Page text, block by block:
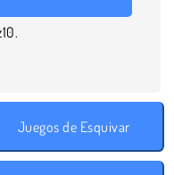
Juegos de Esquivar